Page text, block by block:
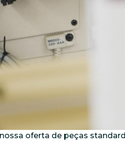
oferta de peças standard